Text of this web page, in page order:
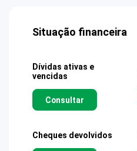
Situação financeira
Dívidas ativas e
vencidas
Consultar
Cheques devolvidos